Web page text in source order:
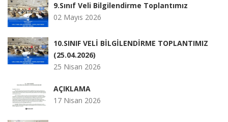
9.Sınıf Veli Bilgilendirme Toplantımız
02 Mayıs 2026
10.SINIF VELİ BİLGİLENDİRME TOPLANTIMIZ
(25.04.2026)
25 Nisan 2026
AÇIKLAMA
17 Nisan 2026